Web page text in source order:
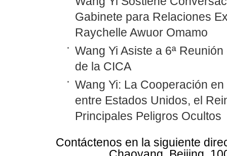
Gabinete para Relaciones
Raychelle Awuor Omamo
Wang Yi Asiste a 6ª
de la CICA
Wang Yi: La Cooperación
entre Estados Unidos, el
Principales Peligros Ocultos
Contáctenos en la siguiente